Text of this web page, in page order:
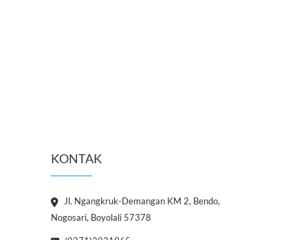
KONTAK
Jl. Ngangkruk-Demangan KM 2, Bendo,
Nogosari, Boyolali 57378